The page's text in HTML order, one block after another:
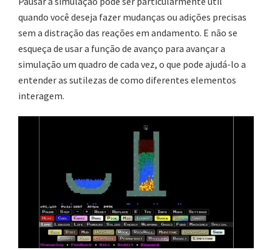
quando você deseja fazer mudanças ou adições precisas
sem a distração das reações em andamento. E não se
esqueça de usar a função de avanço para avançar a
simulação um quadro de cada vez, o que pode ajudá-lo a
entender as sutilezas de como diferentes elementos
interagem.